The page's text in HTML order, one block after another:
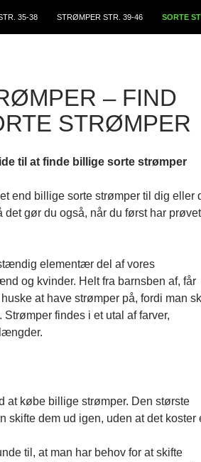
35-38 STRØMPER STR. 39-46 SORTE
– FIND
STRØMPER
til at finde billige sorte strømper
end billige sorte strømper til dig eller
det gør du også, når du først har prøvet
elementær del af vores
og kvinder. Helt fra barnsben af, får
at have strømper på, fordi man
findes i et utal af farver,
at købe billige strømper. Den største
skifte dem ud igen, uden at det koster
til, at man har behov for at skifte